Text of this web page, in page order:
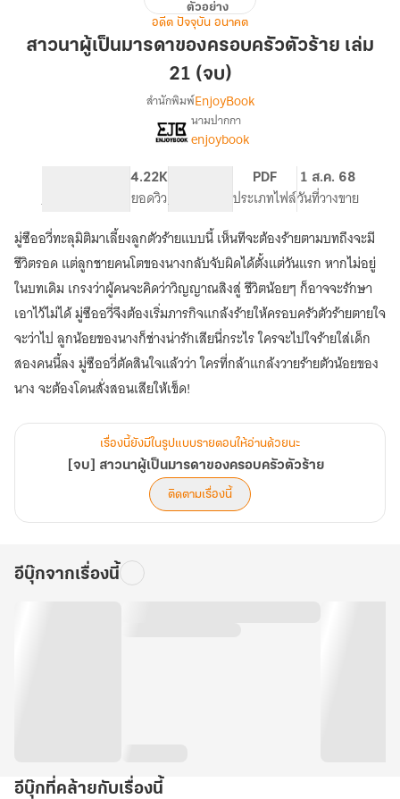
ผู้
ครอบครัว
ร้าย
(จบ)
ตัวอย่าง
อดีต ปัจจุบัน อนาคต
สาวนาผู้เป็นมารดาของครอบครัวตัวร้าย เล่ม
21 (จบ)
เรื่อง [จบ]
สาว
มารดา
ของ
ครอบครัว
ตัว
ร้าย
สำนักพิมพ์EnjoyBook
นามปากกา
enjoybook
จำนวนหน้า (A5)
4.22K
ยอดวิวระดับเนื้อหา
PDF
ประเภทไฟล์
1 ส.ค. 68
วันที่วางขาย
มู่ซืออวี่ทะลุมิติมาเลี้ยงลูกตัวร้ายแบบนี้ เห็นทีจะต้องร้ายตามบทถึงจะมี
ชีวิตรอด แต่ลูกชายคนโตของนางกลับจับผิดได้ตั้งแต่วันแรก หากไม่อยู่
ในบทเดิม เกรงว่าผู้คนจะคิดว่าวิญญาณสิงสู่ ชีวิตน้อยๆ ก็อาจจะรักษา
เอาไว้ไม่ได้ มู่ซืออวี่จึงต้องเริ่มภารกิจแกล้งร้ายให้ครอบครัวตัวร้ายตายใจ
จะว่าไป ลูกน้อยของนางก็ช่างน่ารักเสียนี่กระไร ใครจะไปใจร้ายใส่เด็ก
สองคนนี้ลง มู่ซืออวี่ตัดสินใจแล้วว่า ใครที่กล้าแกล้งวายร้ายตัวน้อยของ
นาง จะต้องโดนสั่งสอนเสียให้เข็ด!
เรื่องนี้ยังมีในรูปแบบรายตอนให้อ่านด้วยนะ
[จบ] สาวนาผู้เป็นมารดาของครอบครัวตัวร้าย
ติดตามเรื่องนี้
อีบุ๊กจากเรื่องนี้
อีบุ๊กที่คล้ายกับเรื่องนี้